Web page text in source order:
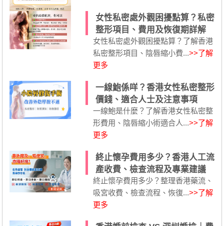
女性私密處外觀困擾點算？私密
整形項目、費用及恢復期詳解
女性私密處外觀困擾點算？了解香港
私密整形項目、陰唇縮小費...>>了解
更多
一線鮑係咩？香港女性私密整形
價錢、適合人士及注意事項
一線鮑是什麼？了解香港女性私密整
形費用、陰唇縮小術適合人...>>了解
更多
終止懷孕費用多少？香港人工流
產收費、檢查流程及專業建議
終止懷孕費用多少？整理香港藥流、
吸宮收費、檢查流程、恢復...>>了解
更多